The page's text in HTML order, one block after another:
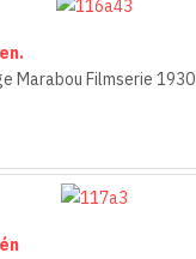
Marabou Filmserie 1930